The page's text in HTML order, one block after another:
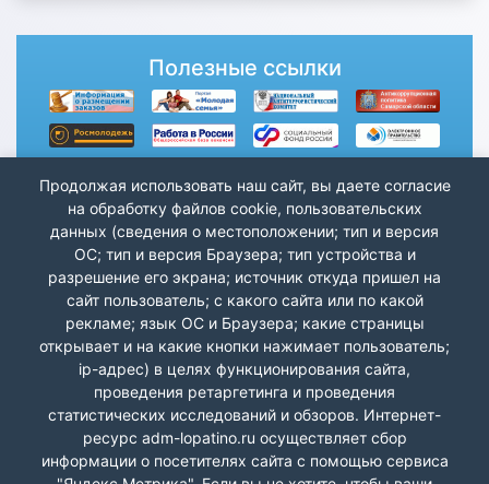
Полезные ссылки
Продолжая использовать наш сайт, вы даете согласие
на обработку файлов cookie, пользовательских
данных (сведения о местоположении; тип и версия
ОС; тип и версия Браузера; тип устройства и
разрешение его экрана; источник откуда пришел на
сайт пользователь; с какого сайта или по какой
рекламе; язык ОС и Браузера; какие страницы
открывает и на какие кнопки нажимает пользователь;
ip-адрес) в целях функционирования сайта,
проведения ретаргетинга и проведения
статистических исследований и обзоров. Интернет-
ресурс adm-lopatino.ru осуществляет сбор
информации о посетителях сайта с помощью сервиса